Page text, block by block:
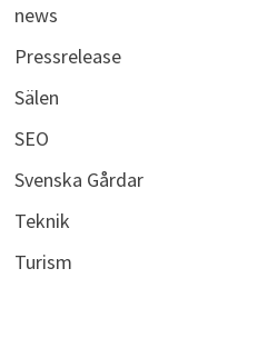
news
Pressrelease
Sälen
SEO
Svenska Gårdar
Teknik
Turism